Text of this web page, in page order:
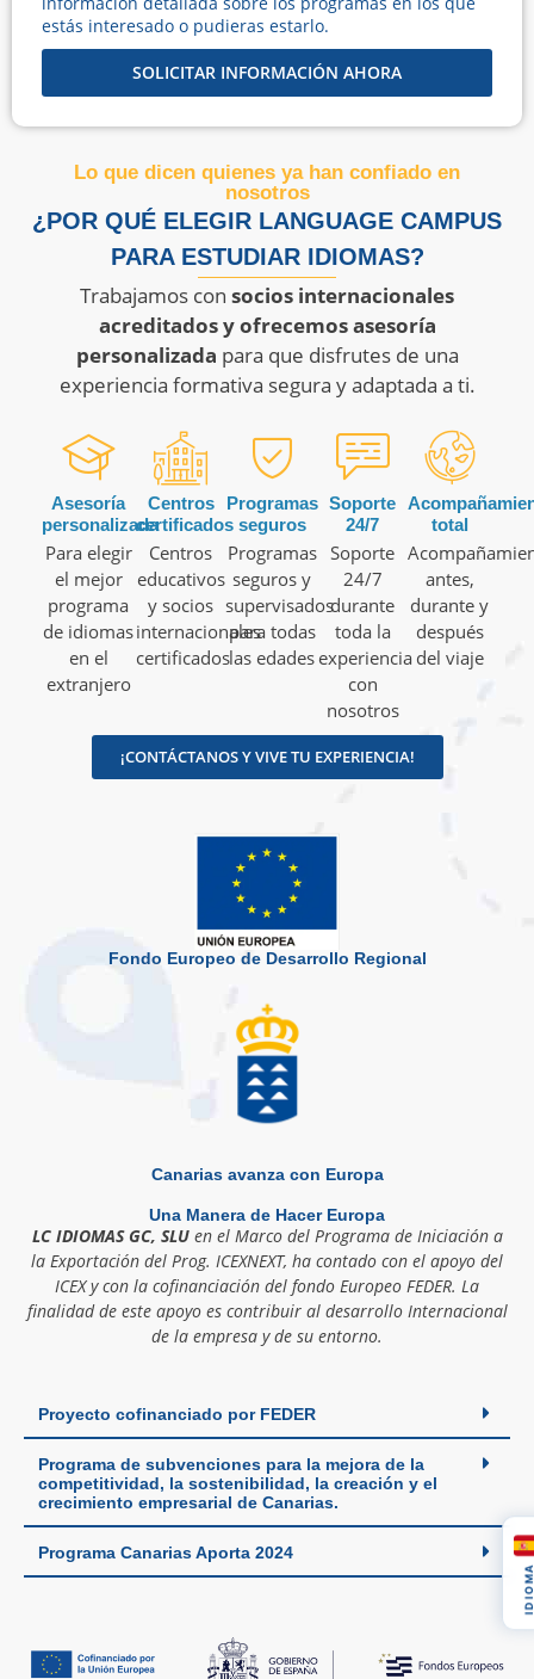
estás interesado o pudieras estarlo.
SOLICITAR INFORMACIÓN AHORA
Lo que dicen quienes ya han confiado en
nosotros
¿POR QUÉ ELEGIR LANGUAGE CAMPUS
PARA ESTUDIAR IDIOMAS?
Trabajamos con socios internacionales
acreditados y ofrecemos asesoría
personalizada para que disfrutes de una
experiencia formativa segura y adaptada a ti.
Asesoría
personalizada
Para elegir
el mejor
programa
de idiomas
en el
extranjero
Centros
certificados
Centros
educativos
y socios
internacionales
certificados
Programas
seguros
Programas
seguros y
supervisados
para todas
las edades
Soporte
24/7
Soporte
24/7
durante
toda la
experiencia
con
nosotros
total
antes,
durante y
después
del viaje
¡CONTÁCTANOS Y VIVE TU EXPERIENCIA!
Fondo Europeo de Desarrollo Regional
Canarias avanza con Europa
Una Manera de Hacer Europa
LC IDIOMAS GC, SLUen el Marco del Programa de Iniciación a
la Exportación del Prog. ICEXNEXT, ha contado con el apoyo del
ICEX y con la cofinanciación del fondo Europeo FEDER. La
finalidad de este apoyo es contribuir al desarrollo Internacional
de la empresa y de su entorno.
Proyecto cofinanciado por FEDER
Programa de subvenciones para la mejora de la
competitividad, la sostenibilidad, la creación y el
crecimiento empresarial de Canarias.
Programa Canarias Aporta 2024
IDIOMA